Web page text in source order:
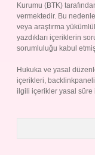
Kurumu (BTK)
vermektedir. Bu
veya araştırma
yazdıkları içeriklerin
sorumluluğu kabul etmiş
Hukuka ve yasal
içerikleri,
ilgili içerikler yasal süre